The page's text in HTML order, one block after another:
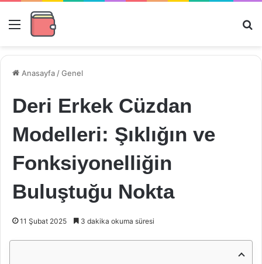
Menü
Anasayfa /Genel
Deri Erkek Cüzdan
Modelleri: Şıklığın ve
Fonksiyonelliğin
Buluştuğu Nokta
11 Şubat 2025 3 dakika okuma süresi